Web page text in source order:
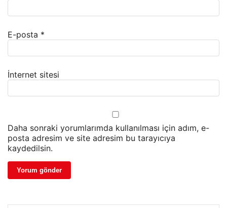
E-posta *
İnternet sitesi
Daha sonraki yorumlarımda kullanılması için adım, e-
posta adresim ve site adresim bu tarayıcıya
kaydedilsin.